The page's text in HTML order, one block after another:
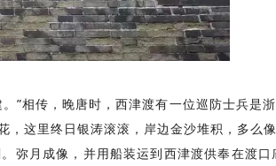
”相传，晚唐时，西津渡有一位巡防士兵是
这里终日银涛滚滚，岸边金沙堆积，多么
弥月成像，并用船装运到西津渡供奉在渡